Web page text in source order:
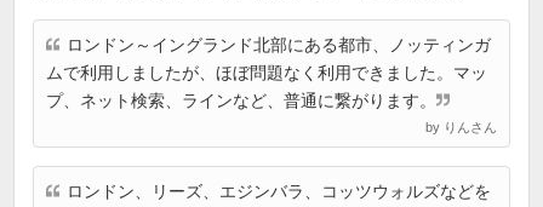
ロンドン～イングランド北部にある都市、ノッティンガ
ムで利用しましたが、ほぼ問題なく利用できました。マッ
プ、ネット検索、ラインなど、普通に繋がります。
by りんさん
ロンドン、リーズ、エジンバラ、コッツウォルズなどを